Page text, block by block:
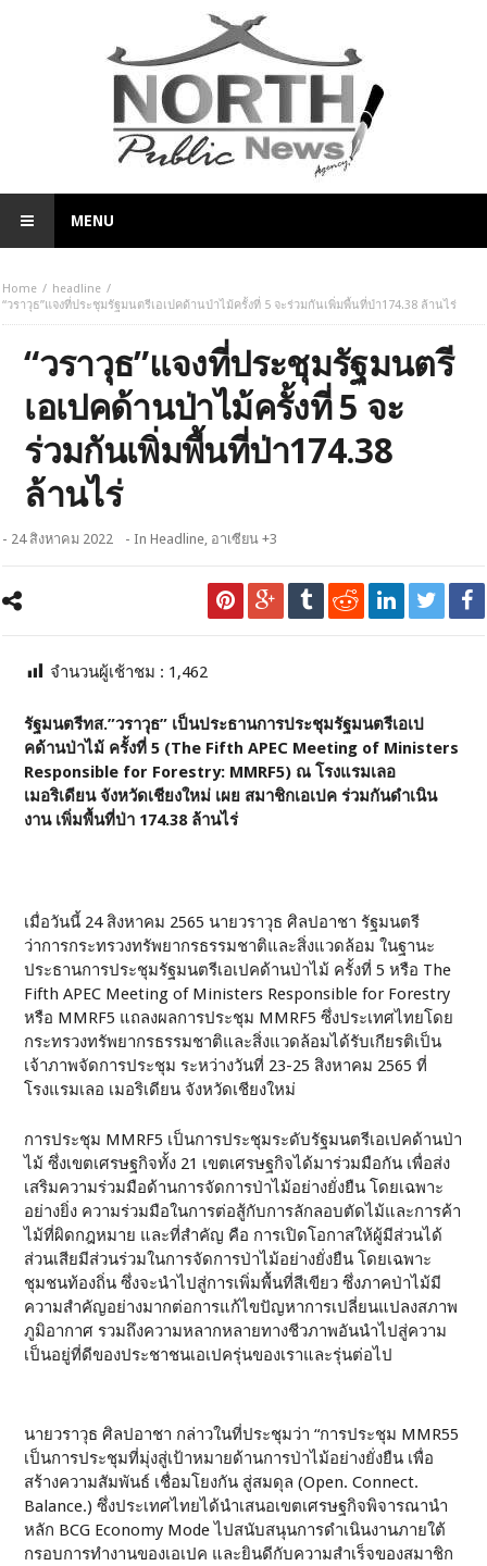
MENU
Home
headline
“วราวุธ”แจงที่ประชุมรัฐมนตรีเอเปคด้านป่าไม้ครั้งที่ 5 จะร่วมกันเพิ่มพื้นที่ป่า174.38 ล้านไร่
“วราวุธ”แจงที่ประชุมรัฐมนตรี
เอเปคด้านป่าไม้ครั้งที่ 5 จะ
ร่วมกันเพิ่มพื้นที่ป่า174.38
ล้านไร่
- 24 สิงหาคม 2022 - InHeadline, อาเซียน +3
จำนวนผู้เช้าชม : 1,462
รัฐมนตรีทส.”วราวุธ” เป็นประธานการประชุมรัฐมนตรีเอเป
คด้านป่าไม้ ครั้งที่ 5 (The Fifth APEC Meeting of Ministers
Responsible for Forestry: MMRF5) ณ โรงแรมเลอ
เมอริเดียน จังหวัดเชียงใหม่ เผย สมาชิกเอเปค ร่วมกันดำเนิน
งาน เพิ่มพื้นที่ป่า 174.38 ล้านไร่
เมื่อวันนี้ 24 สิงหาคม 2565 นายวราวุธ ศิลปอาชา รัฐมนตรี
ว่าการกระทรวงทรัพยากรธรรมชาติและสิ่งแวดล้อม ในฐานะ
ประธานการประชุมรัฐมนตรีเอเปคด้านป่าไม้ ครั้งที่ 5 หรือ The
Fifth APEC Meeting of Ministers Responsible for Forestry
หรือ MMRF5 แถลงผลการประชุม MMRF5 ซึ่งประเทศไทยโดย
กระทรวงทรัพยากรธรรมชาติและสิ่งแวดล้อมได้รับเกียรติเป็น
เจ้าภาพจัดการประชุม ระหว่างวันที่ 23-25 สิงหาคม 2565 ที่
โรงแรมเลอ เมอริเดียน จังหวัดเชียงใหม่
การประชุม MMRF5 เป็นการประชุมระดับรัฐมนตรีเอเปคด้านป่า
ไม้ ซึ่งเขตเศรษฐกิจทั้ง 21 เขตเศรษฐกิจได้มาร่วมมือกัน เพื่อส่ง
เสริมความร่วมมือด้านการจัดการป่าไม้อย่างยั่งยืน โดยเฉพาะ
อย่างยิ่ง ความร่วมมือในการต่อสู้กับการลักลอบตัดไม้และการค้า
ไม้ที่ผิดกฎหมาย และที่สำคัญ คือ การเปิดโอกาสให้ผู้มีส่วนได้
ส่วนเสียมีส่วนร่วมในการจัดการป่าไม้อย่างยั่งยืน โดยเฉพาะ
ชุมชนท้องถิ่น ซึ่งจะนำไปสู่การเพิ่มพื้นที่สีเขียว ซึ่งภาคป่าไม้มี
ความสำคัญอย่างมากต่อการแก้ไขปัญหาการเปลี่ยนแปลงสภาพ
ภูมิอากาศ รวมถึงความหลากหลายทางชีวภาพอันนำไปสู่ความ
เป็นอยู่ที่ดีของประชาชนเอเปครุ่นของเราและรุ่นต่อไป
นายวราวุธ ศิลปอาชา กล่าวในที่ประชุมว่า “การประชุม MMR55
เป็นการประชุมที่มุ่งสู่เป้าหมายด้านการป่าไม้อย่างยั่งยืน เพื่อ
สร้างความสัมพันธ์ เชื่อมโยงกัน สู่สมดุล (Open. Connect.
Balance.) ซึ่งประเทศไทยได้นำเสนอเขตเศรษฐกิจพิจารณานำ
หลัก BCG Economy Mode ไปสนับสนุนการดำเนินงานภายใต้
กรอบการทำงานของเอเปค และยินดีกับความสำเร็จของสมาชิก